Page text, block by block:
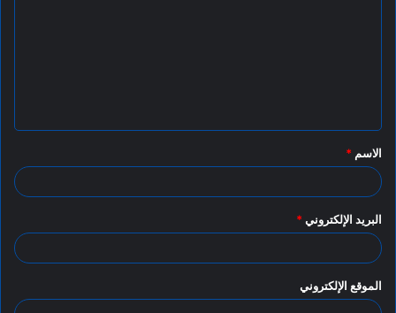
ق
*
الاسم *
البريد الإلكتروني *
الموقع الإلكتروني